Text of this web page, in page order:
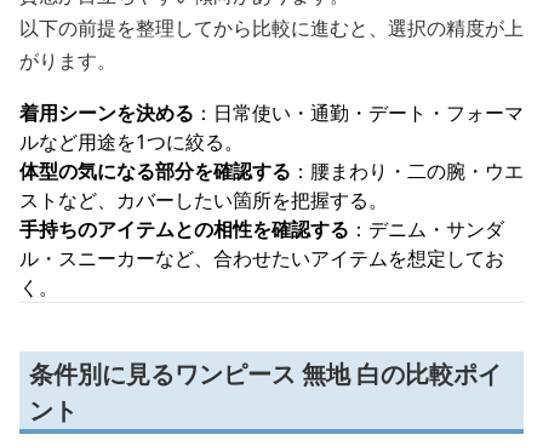
以下の前提を整理してから比較に進むと、選択の精度が上
がります。
着用シーンを決める ：日常使い・通勤・デート・フォーマ
ルなど用途を1つに絞る。
体型の気になる部分を確認する ：腰まわり・二の腕・ウエ
ストなど、カバーしたい箇所を把握する。
手持ちのアイテムとの相性を確認する ：デニム・サンダ
ル・スニーカーなど、合わせたいアイテムを想定してお
く。
条件別に見るワンピース 無地 白の比較ポイ
ント